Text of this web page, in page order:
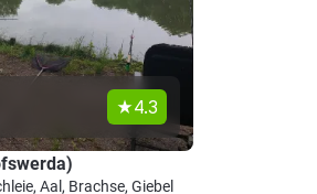
4.3
Aal, Brachse, Giebel